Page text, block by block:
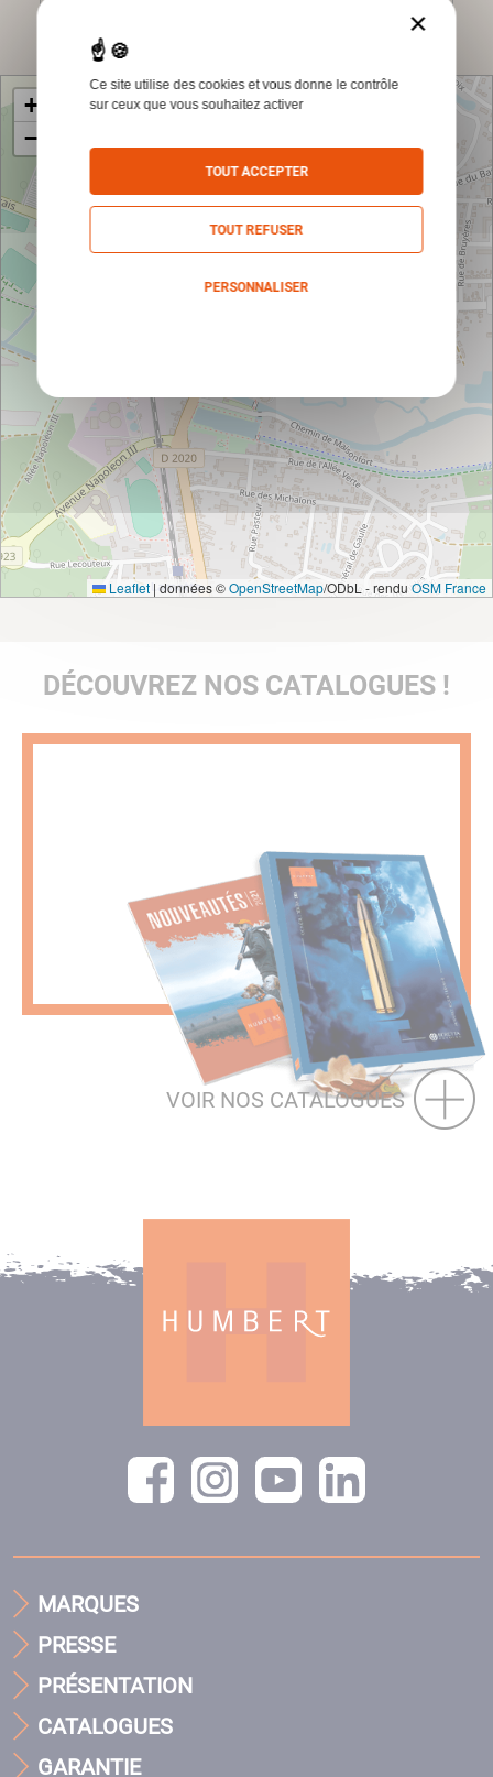
+
−
Leaflet | données ©OpenStreetMap/ODbL - rendu OSM France
DÉCOUVREZ NOS CATALOGUES !
VOIR NOS CATALOGUES
MARQUES
PRESSE
PRÉSENTATION
CATALOGUES
GARANTIE
×
Ce site utilise des cookies et vous donne le contrôle
sur ceux que vous souhaitez activer
TOUT ACCEPTER
TOUT REFUSER
PERSONNALISER